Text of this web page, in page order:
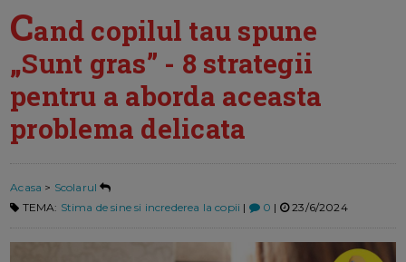
Cand copilul tau spune
„Sunt gras” - 8 strategii
pentru a aborda aceasta
problema delicata
Acasa > Scolarul
TEMA: Stima de sine si increderea la copii | 0 | 23/6/2024